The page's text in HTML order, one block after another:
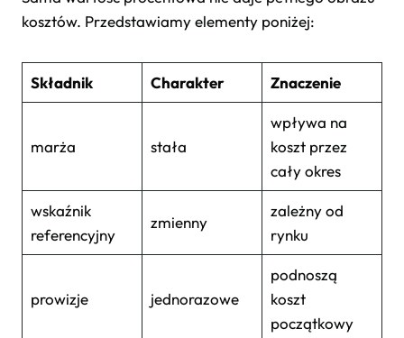
kosztów. Przedstawiamy elementy poniżej:
Składnik Charakter Znaczenie
marża stała
wpływa na
koszt przez
cały okres
wskaźnik
referencyjny
zmienny
zależny od
rynku
prowizje jednorazowe
podnoszą
koszt
początkowy